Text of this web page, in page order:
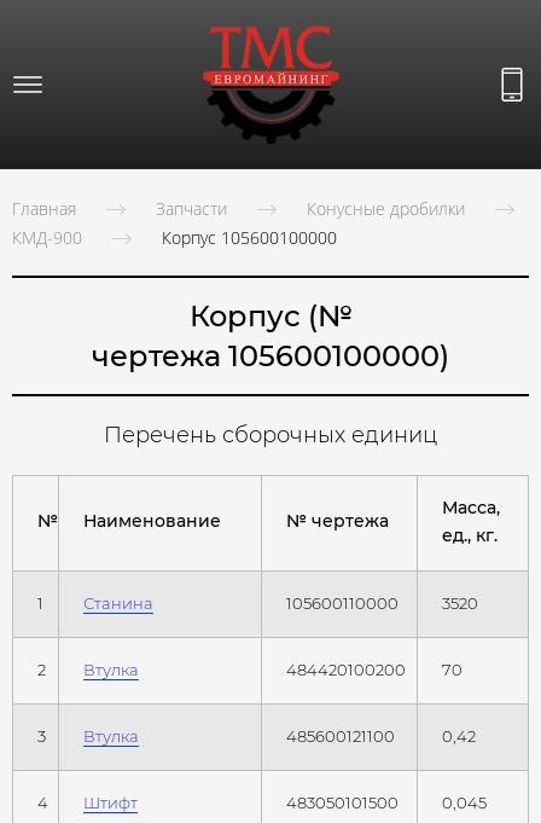
Главная Запчасти
Конусные дробилки
КМД-900
Корпус 105600100000
Корпус (№
чертежа 105600100000)
Перечень сборочных единиц
№ Наименование № чертежа
Масса,
ед., кг.
1 Станина 105600110000 3520
2 Втулка 484420100200 70
3 Втулка 485600121100 0,42
4 Штифт 483050101500 0,045